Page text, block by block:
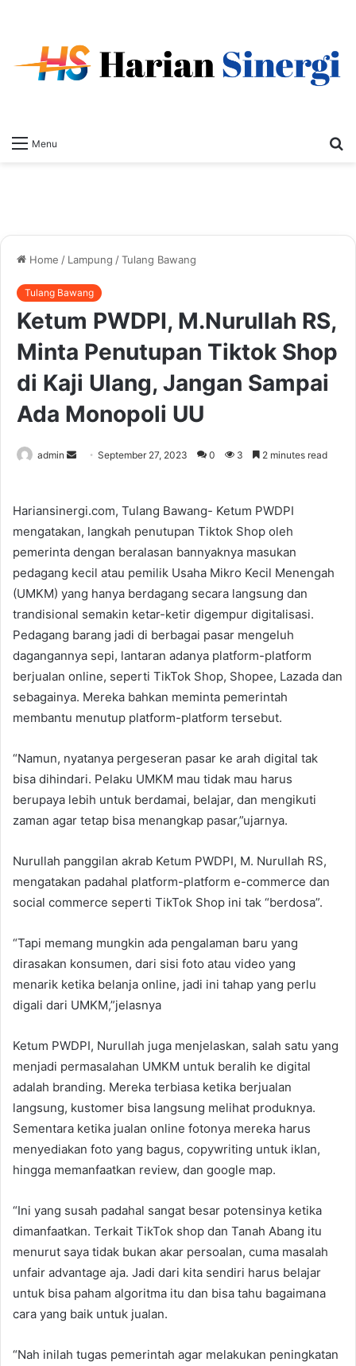
Menu
Home / Lampung /Tulang Bawang
Tulang Bawang
Ketum PWDPI, M.Nurullah RS,
Minta Penutupan Tiktok Shop
di Kaji Ulang, Jangan Sampai
Ada Monopoli UU
admin
SendSeptember 27, 2023 0 3 2 minutes read
Hariansinergi.com, Tulang Bawang- Ketum PWDPI
mengatakan, langkah penutupan Tiktok Shop oleh
pemerinta dengan beralasan bannyaknya masukan
pedagang kecil atau pemilik Usaha Mikro Kecil Menengah
(UMKM) yang hanya berdagang secara langsung dan
trandisional semakin ketar-ketir digempur digitalisasi.
Pedagang barang jadi di berbagai pasar mengeluh
dagangannya sepi, lantaran adanya platform-platform
berjualan online, seperti TikTok Shop, Shopee, Lazada dan
sebagainya. Mereka bahkan meminta pemerintah
membantu menutup platform-platform tersebut.
“Namun, nyatanya pergeseran pasar ke arah digital tak
bisa dihindari. Pelaku UMKM mau tidak mau harus
berupaya lebih untuk berdamai, belajar, dan mengikuti
zaman agar tetap bisa menangkap pasar,”ujarnya.
Nurullah panggilan akrab Ketum PWDPI, M. Nurullah RS,
mengatakan padahal platform-platform e-commerce dan
social commerce seperti TikTok Shop ini tak “berdosa”.
“Tapi memang mungkin ada pengalaman baru yang
dirasakan konsumen, dari sisi foto atau video yang
menarik ketika belanja online, jadi ini tahap yang perlu
digali dari UMKM,”jelasnya
Ketum PWDPI, Nurullah juga menjelaskan, salah satu yang
menjadi permasalahan UMKM untuk beralih ke digital
adalah branding. Mereka terbiasa ketika berjualan
langsung, kustomer bisa langsung melihat produknya.
Sementara ketika jualan online fotonya mereka harus
menyediakan foto yang bagus, copywriting untuk iklan,
hingga memanfaatkan review, dan google map.
“Ini yang susah padahal sangat besar potensinya ketika
dimanfaatkan. Terkait TikTok shop dan Tanah Abang itu
menurut saya tidak bukan akar persoalan, cuma masalah
unfair advantage aja. Jadi dari kita sendiri harus belajar
untuk bisa paham algoritma itu dan bisa tahu bagaimana
cara yang baik untuk jualan.
“Nah inilah tugas pemerintah agar melakukan peningkatan